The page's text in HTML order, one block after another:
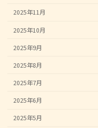
2025年11月
2025年10月
2025年9月
2025年8月
2025年7月
2025年6月
2025年5月